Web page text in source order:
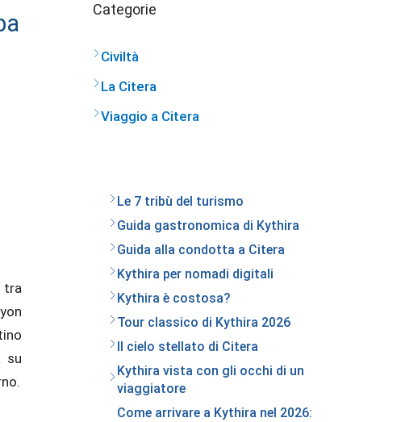
tra
su
Categorie
Civiltà
La Citera
Viaggio a Citera
Le 7 tribù del turismo
Guida gastronomica di Kythira
Guida alla condotta a Citera
Kythira per nomadi digitali
Kythira è costosa?
Tour classico di Kythira 2026
Il cielo stellato di Citera
Kythira vista con gli occhi di un
viaggiatore
Come arrivare a Kythira nel 2026: